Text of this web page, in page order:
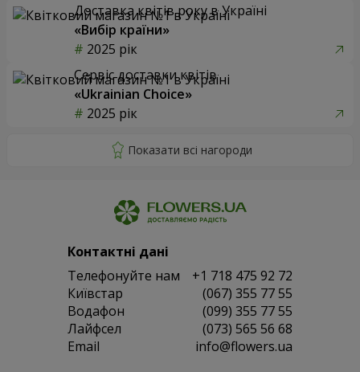
Доставка квітів року в Україні
«Вибір країни»
2025 рік
Сервіс доставки квітів
«Ukrainian Choice»
2025 рік
Контактні дані
Телефонуйте нам
+1 718 475 92 72
Київстар
(067) 355 77 55
Водафон
(099) 355 77 55
Лайфсел
(073) 565 56 68
Email
info@flowers.ua